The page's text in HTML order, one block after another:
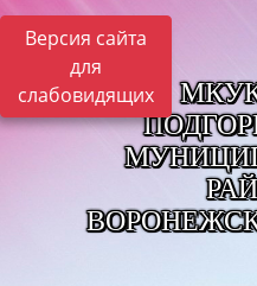
Версия сайта
для
слабовидящих